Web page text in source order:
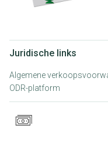
Juridische links
Algemene
ODR-platform